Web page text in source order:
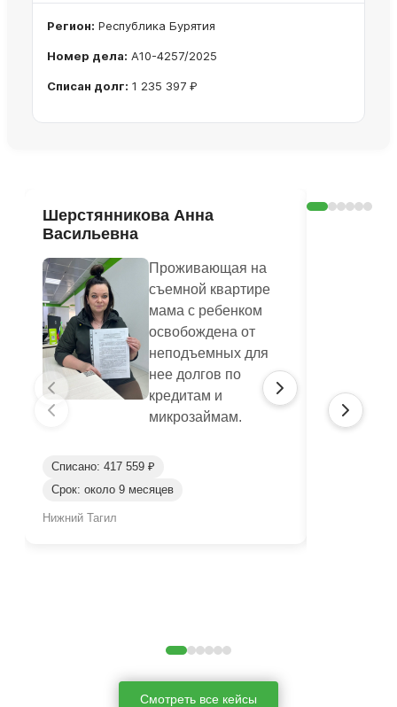
Регион: Республика Бурятия
Номер дела: А10-4257/2025
Списан долг: 1 235 397 ₽
Шерстянникова Анна
Васильевна
Проживающая на
съемной квартире
мама с ребенком
освобождена от
неподъемных для
нее долгов по
кредитам и
микрозаймам.
Списано: 417 559 ₽
Срок: около 9 месяцев
Нижний Тагил
Смотреть все кейсы